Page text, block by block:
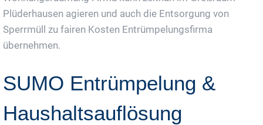
Plüderhausen agieren und auch die Entsorgung von
Sperrmüll zu fairen Kosten Entrümpelungsfirma
übernehmen.
SUMO Entrümpelung &
Haushaltsauflösung